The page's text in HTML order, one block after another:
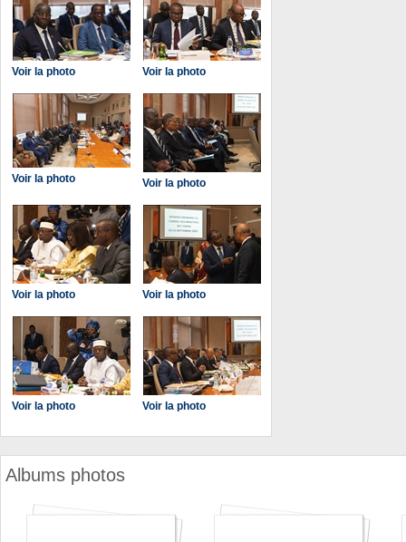
Voir la photo Voir la photo
Voir la photo Voir la photo
Voir la photo Voir la photo
Voir la photo Voir la photo
Albums photos